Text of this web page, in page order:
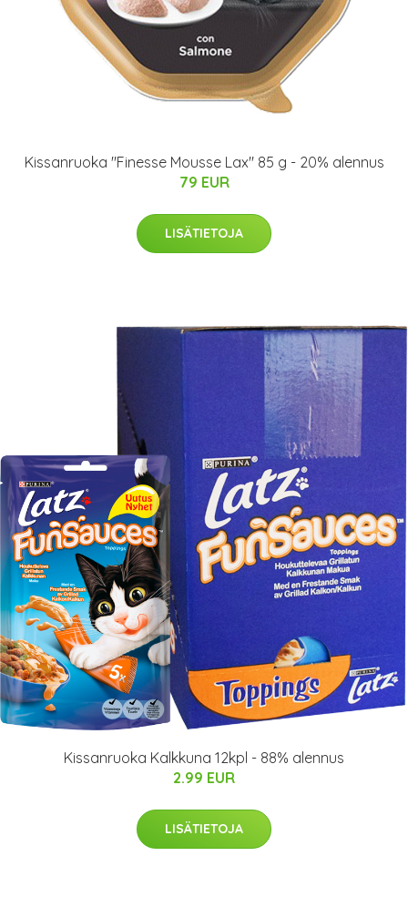
Kissanruoka "Finesse Mousse Lax" 85 g - 20% alennus
79 EUR
LISÄTIETOJA
Kissanruoka Kalkkuna 12kpl - 88% alennus
2.99 EUR
LISÄTIETOJA